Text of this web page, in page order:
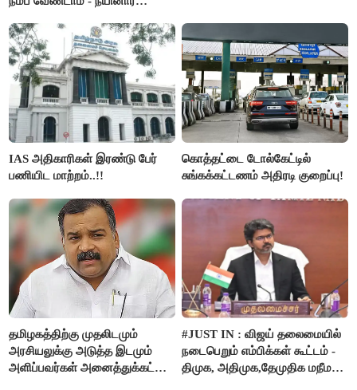
IAS அதிகாரிகள் இரண்டு பேர்
பணியிட மாற்றம்..!!
கொத்தட்டை டோல்கேட்டில்
சுங்கக்கட்டணம் அதிரடி குறைப்பு!
தமிழகத்திற்கு முதலிடமும்
அரசியலுக்கு அடுத்த இடமும்
அளிப்பவர்கள் அனைத்துக்கட்சி
#JUST IN : விஜய் தலைமையில்
நடைபெறும் எம்பிக்கள் கூட்டம் -
திமுக, அதிமுக,தேமுதிக மநீம